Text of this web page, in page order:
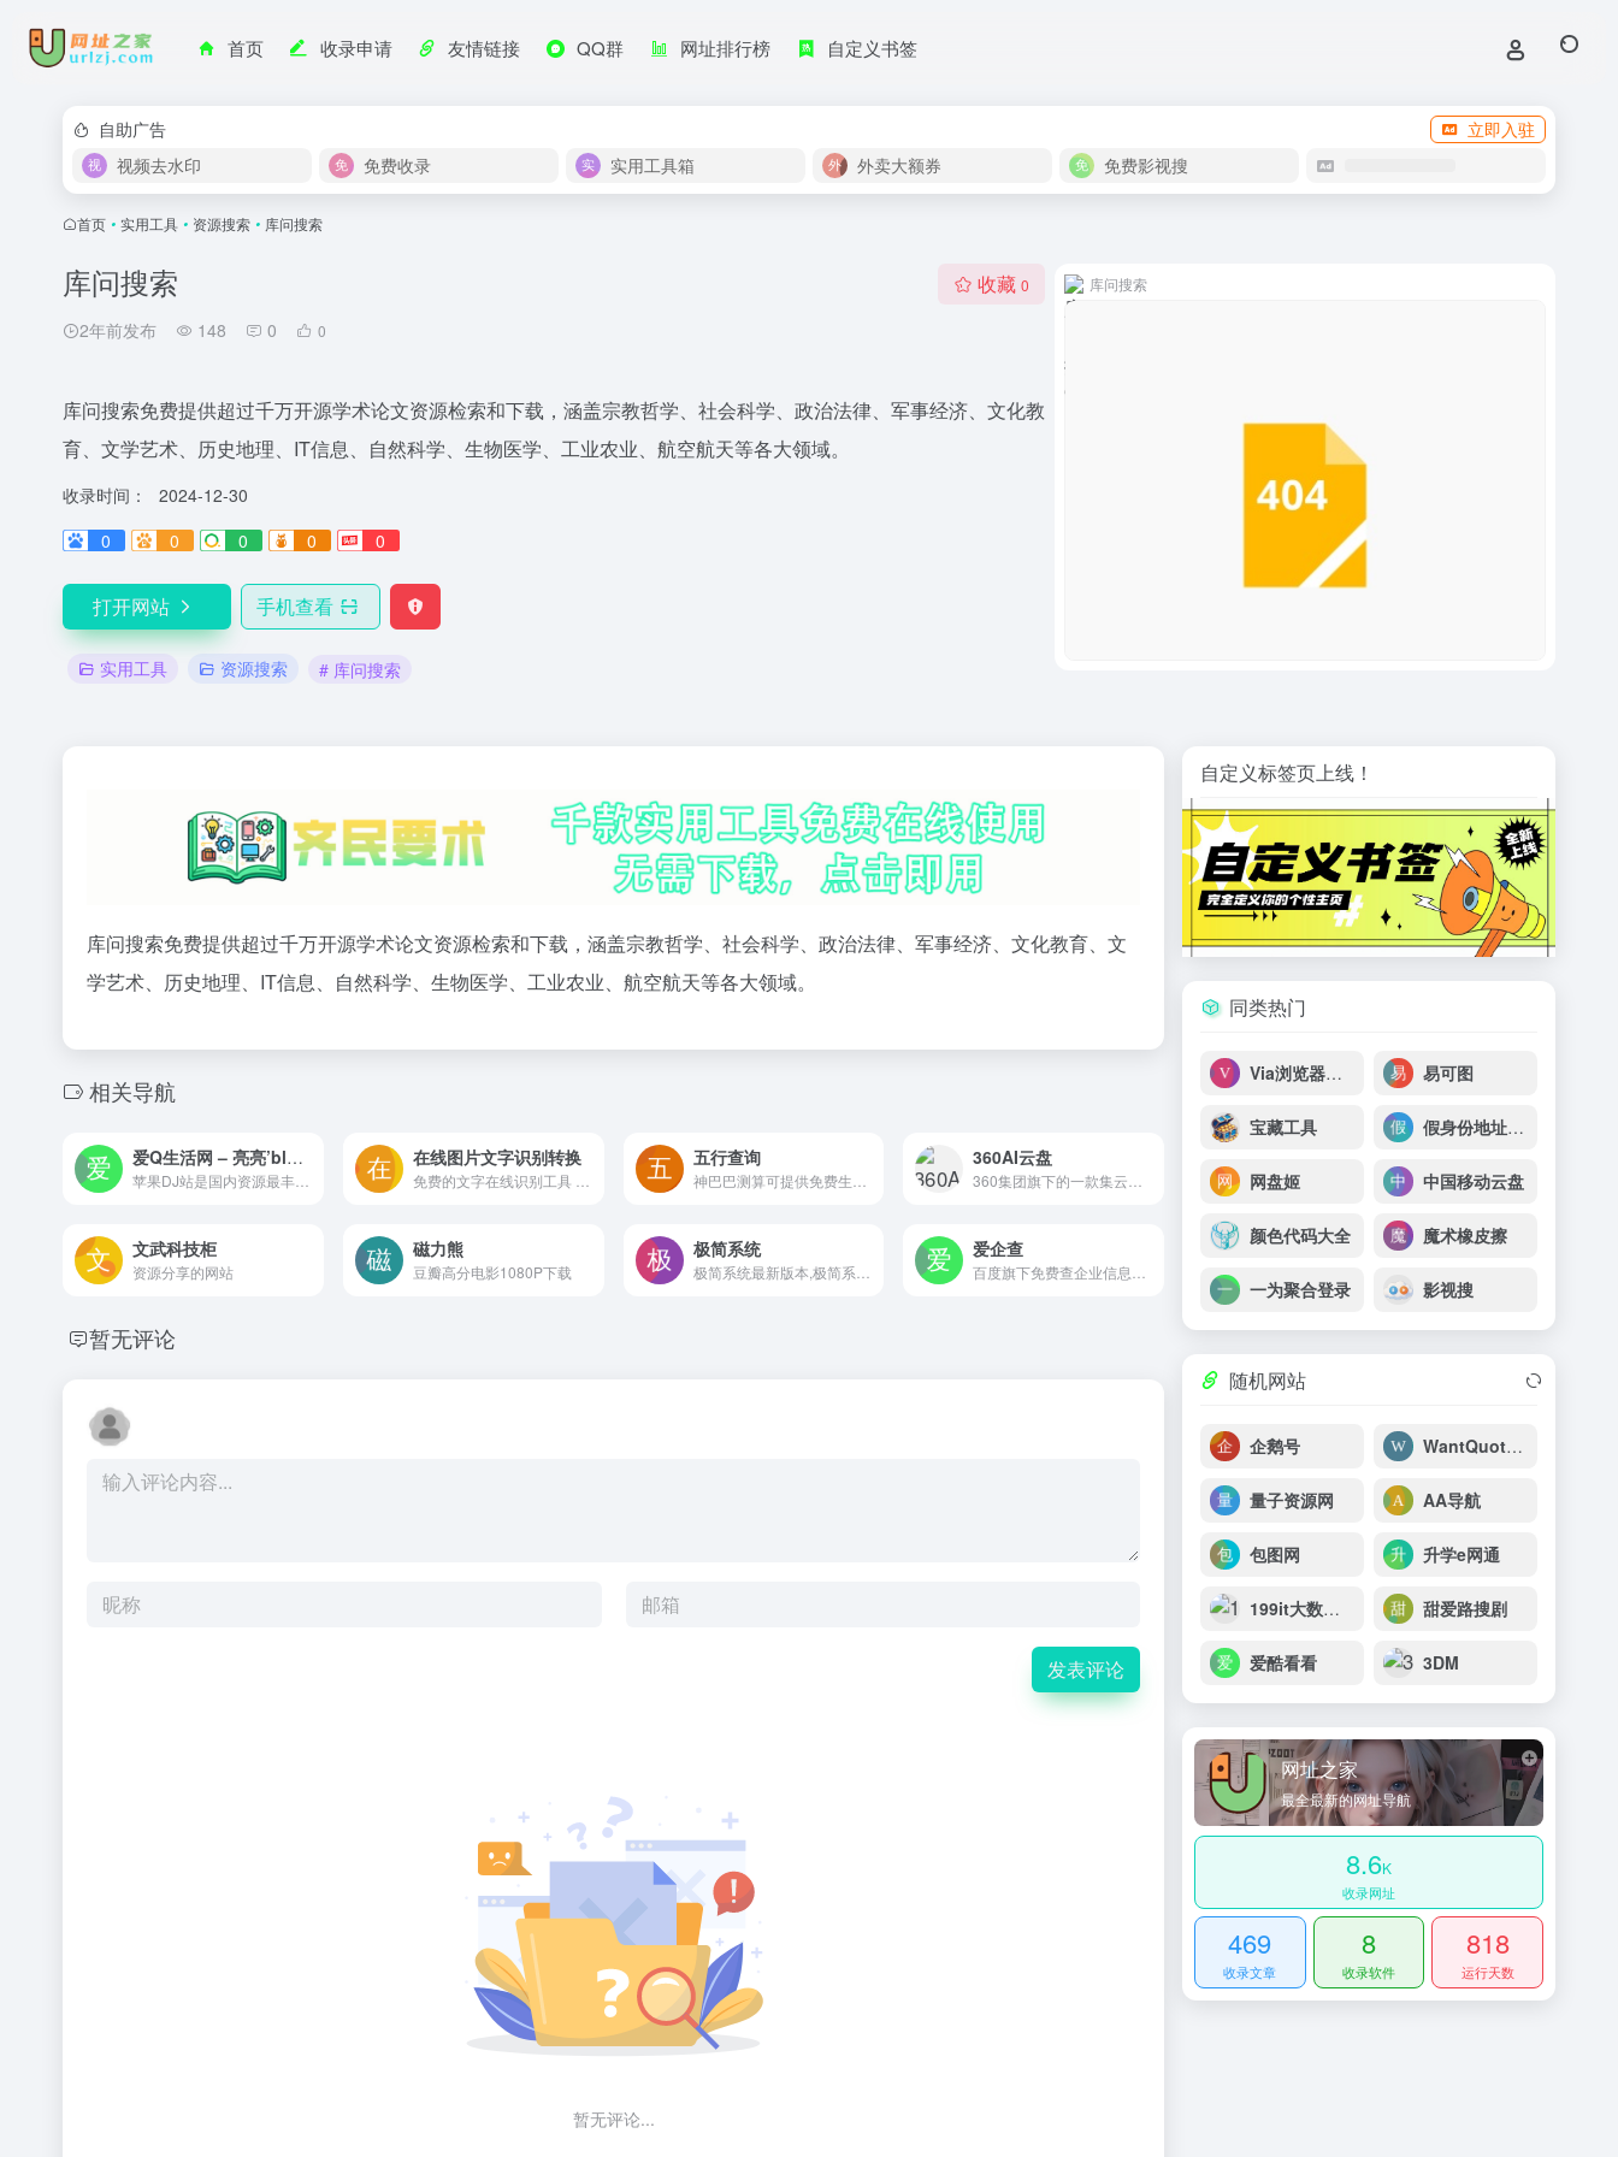
首页 收录申请 友情链接 QQ群 网址排行榜 自定义书签
自助广告
立即入驻
视频去水印
免费收录 实用工具箱 外卖大额券 免费影视搜
首页 • 实用工具 • 资源搜索 • 库问搜索
库问搜索
2年前发布 148 0 0
收藏 0
库问搜索免费提供超过千万开源学术论文资源检索和下载，涵盖宗教哲学、社会科学、政治法律、军事经济、文化教
育、文学艺术、历史地理、IT信息、自然科学、生物医学、工业农业、航空航天等各大领域。
收录时间：
2024-12-30
0
0 0 0 0
打开网站 手机查看
实用工具 资源搜索 # 库问搜索
库问搜索
库问搜索免费提供超过千万开源学术论文资源检索和下载，涵盖宗教哲学、社会科学、政治法律、军事经济、文化教育、文
学艺术、历史地理、IT信息、自然科学、生物医学、工业农业、航空航天等各大领域。
相关导航
爱Q生活网 – 亮亮’blog – 关注最新QQ活动动态,掌握QQ第一资讯 在线图片文字识别转换 五行查询 360AI云盘
文武科技柜
资源分享的网站
磁力熊
豆瓣高分电影1080P下载
极简系统 爱企查
暂无评论
发表评论
暂无评论...
自定义标签页上线！
同类热门
Via浏览器官网 – 崇尚速度与简约的手机浏览器，Via唯一官方网站 易可图
宝藏工具 假身份地址生成器
网盘姬 中国移动云盘
颜色代码大全 魔术橡皮擦
一为聚合登录 影视搜
随机网站
企鹅号 WantQuotes 据意查句
量子资源网 AA导航
包图网 升学e网通
199it大数据导航 甜爱路搜剧
爱酷看看 3DM
网址之家
最全最新的网址导航
8.6K
收录网址
469
收录文章
8
收录软件
818
运行天数